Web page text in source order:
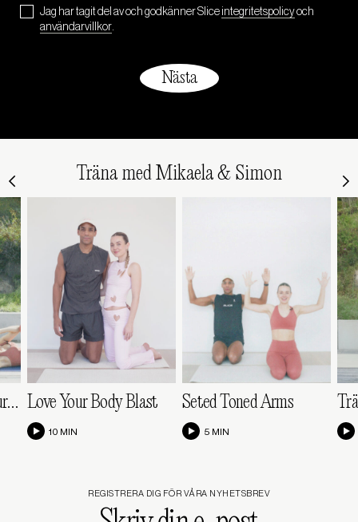
Jag har tagit del av och godkänner Slice integritetspolicyoch
användarvillkor
Träna med Mikaela & Simon
Day 10 | Feel It In Your Core Love Your Body Blast
10 MIN
Seted Toned Arms
5 MIN
REGISTRERA DIG FÖR VÅRA NYHETSBREV